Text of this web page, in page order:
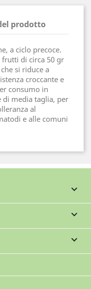
prodotto
a ciclo precoce.
di circa 50 gr
si riduce a
croccante e
consumo in
di media taglia, per
al
e alle comuni


